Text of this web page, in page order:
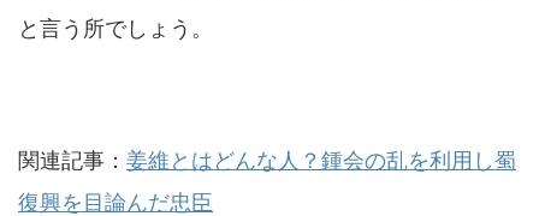
と言う所でしょう。
関連記事： 姜維とはどんな人？鍾会の乱を利用し蜀
復興を目論んだ忠臣